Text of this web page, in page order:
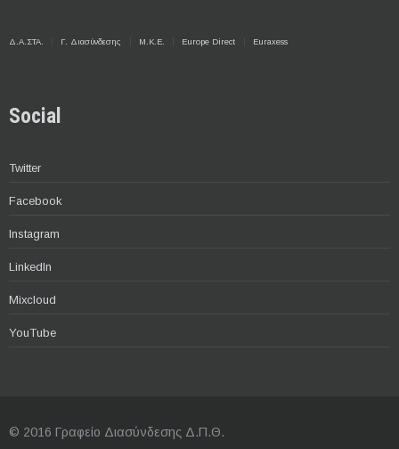
Δ.Α.ΣΤΑ. Γ. Διασύνδεσης Μ.Κ.Ε. Europe Direct Euraxess
Social
Twitter
Facebook
Instagram
LinkedIn
Mixcloud
YouTube
© 2016 Γραφείο Διασύνδεσης Δ.Π.Θ.